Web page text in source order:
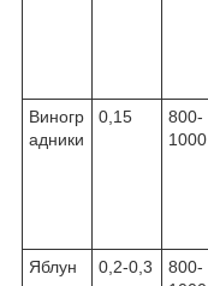
Виногр
адники
0,15
800-
1000
Яблун
0,2-0,3
800-